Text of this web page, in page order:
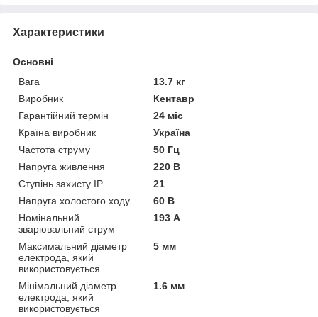
Характеристики
Основні
Вага
13.7 кг
Виробник
Кентавр
Гарантійний термін
24 міс
Країна виробник
Україна
Частота струму
50 Гц
Напруга живлення
220 В
Ступінь захисту IP
21
Напруга холостого ходу
60 В
Номінальний
зварювальний струм
193 А
Максимальний діаметр
електрода, який
використовується
5 мм
Мінімальний діаметр
електрода, який
використовується
1.6 мм